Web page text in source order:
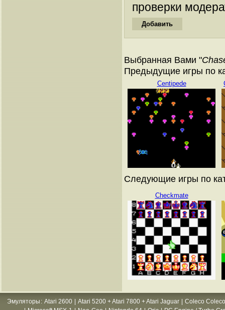
проверки
Выбранная Вами "
Предыдущие игры по
Centipede
Следующие игры по
Checkmate
Эмуляторы : Atari 2600 Atari 5200 + Atari 7800 + Atari Jaguar
Coleco